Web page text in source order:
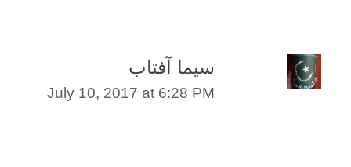
سیما آفتاب
July 10, 2017 at 6:28 PM